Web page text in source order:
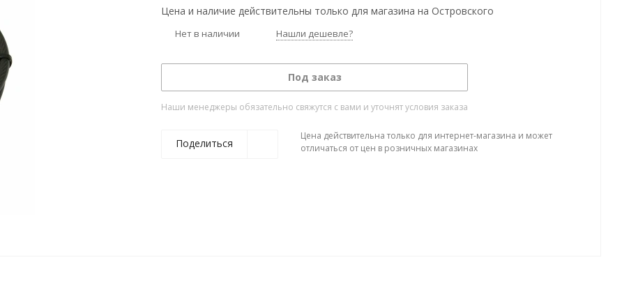
Цена и наличие действительны только для магазина на Островского
Нет в наличии Нашли дешевле?
Под заказ
Наши менеджеры обязательно свяжутся с вами и уточнят условия заказа
Поделиться
Цена действительна только для интернет-магазина и может
отличаться от цен в розничных магазинах